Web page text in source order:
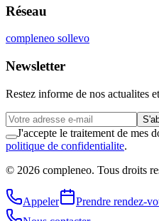
Réseau
compleneo sollevo
Newsletter
Restez informe de nos actualites
J'accepte le traitement de mes
politique de confidentialite.
© 2026 compleneo. Tous droits
Appeler
Prendre rendez-